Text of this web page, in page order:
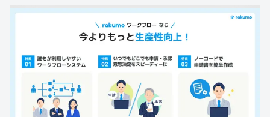
捕獲種別・位置情報を自動で集約し、確認や集計作
業を大幅に削減しました。さらに、「捕獲報告アプ
リ」は電波の届かない山林でも利用でき、捕獲者の
報告の負担軽減に加え、職員の業務効率化とデータ
活用による被害傾向の分析や今後の対策立案に生か
せる基盤づくりも実現しました。